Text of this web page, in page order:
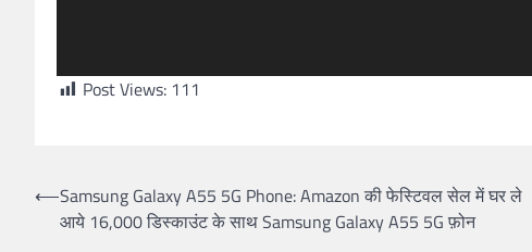
Post Views: 111
Post
navigation
⟵Samsung Galaxy A55 5G Phone: Amazon की फेस्टिवल सेल में घर ले
आये 16,000 डिस्काउंट के साथ Samsung Galaxy A55 5G फ़ोन